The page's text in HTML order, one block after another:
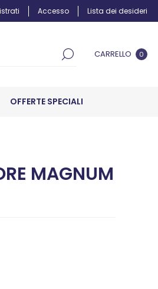
Accesso Lista dei desideri
CARRELLO 0
OFFERTE SPECIALI
MAGNUM